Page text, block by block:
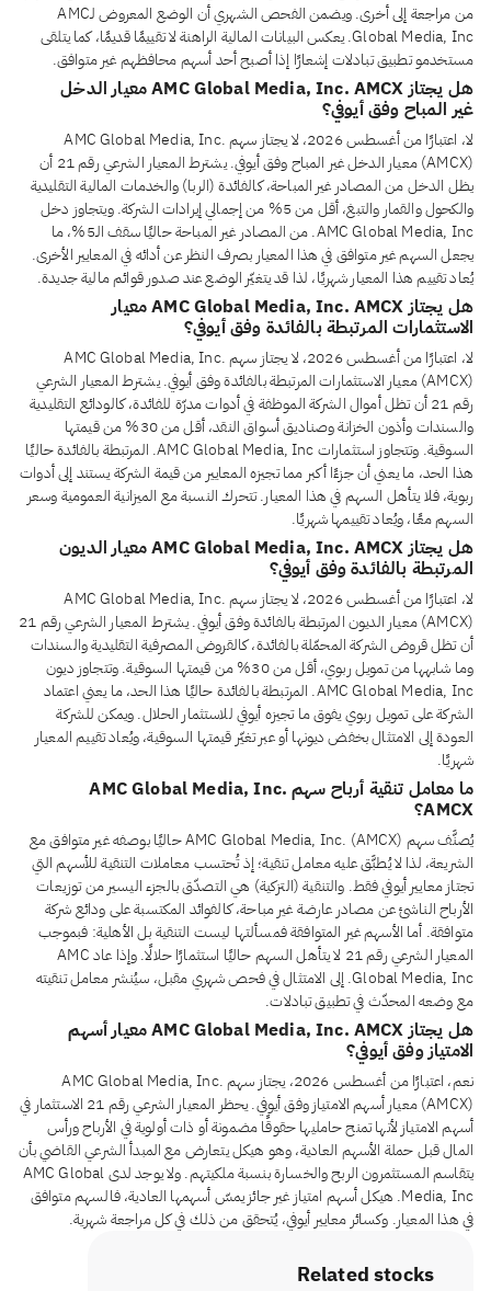
من مراجعة إلى أخرى. ويضمن الفحص الشهري أن الوضع المعروض لـAMC
Global Media, Inc. يعكس البيانات المالية الراهنة لا تقييمًا قديمًا، كما يتلقى
مستخدمو تطبيق تبادلات إشعارًا إذا أصبح أحد أسهم محافظهم غير متوافق.
هل يجتاز AMC Global Media, Inc. AMCX معيار الدخل
غير المباح وفق أيوفي؟
لا، اعتبارًا من أغسطس 2026، لا يجتاز سهم AMC Global Media, Inc.
(AMCX) معيار الدخل غير المباح وفق أيوفي. يشترط المعيار الشرعي رقم 21 أن
يظل الدخل من المصادر غير المباحة، كالفائدة (الربا) والخدمات المالية التقليدية
والكحول والقمار والتبغ، أقل من 5% من إجمالي إيرادات الشركة. ويتجاوز دخل
AMC Global Media, Inc. من المصادر غير المباحة حاليًا سقف الـ5%، ما
يجعل السهم غير متوافق في هذا المعيار بصرف النظر عن أدائه في المعايير الأخرى.
يُعاد تقييم هذا المعيار شهريًا، لذا قد يتغيّر الوضع عند صدور قوائم مالية جديدة.
هل يجتاز AMC Global Media, Inc. AMCX معيار
الاستثمارات المرتبطة بالفائدة وفق أيوفي؟
لا، اعتبارًا من أغسطس 2026، لا يجتاز سهم AMC Global Media, Inc.
(AMCX) معيار الاستثمارات المرتبطة بالفائدة وفق أيوفي. يشترط المعيار الشرعي
رقم 21 أن تظل أموال الشركة الموظفة في أدوات مدرّة للفائدة، كالودائع التقليدية
والسندات وأذون الخزانة وصناديق أسواق النقد، أقل من 30% من قيمتها
السوقية. وتتجاوز استثمارات AMC Global Media, Inc. المرتبطة بالفائدة حاليًا
هذا الحد، ما يعني أن جزءًا أكبر مما تجيزه المعايير من قيمة الشركة يستند إلى أدوات
ربوية، فلا يتأهل السهم في هذا المعيار. تتحرك النسبة مع الميزانية العمومية وسعر
السهم معًا، ويُعاد تقييمها شهريًا.
هل يجتاز AMC Global Media, Inc. AMCX معيار الديون
المرتبطة بالفائدة وفق أيوفي؟
لا، اعتبارًا من أغسطس 2026، لا يجتاز سهم AMC Global Media, Inc.
(AMCX) معيار الديون المرتبطة بالفائدة وفق أيوفي. يشترط المعيار الشرعي رقم 21
أن تظل قروض الشركة المحمّلة بالفائدة، كالقروض المصرفية التقليدية والسندات
وما شابهها من تمويل ربوي، أقل من 30% من قيمتها السوقية. وتتجاوز ديون
AMC Global Media, Inc. المرتبطة بالفائدة حاليًا هذا الحد، ما يعني اعتماد
الشركة على تمويل ربوي يفوق ما تجيزه أيوفي للاستثمار الحلال. ويمكن للشركة
العودة إلى الامتثال بخفض ديونها أو عبر تغيّر قيمتها السوقية، ويُعاد تقييم المعيار
شهريًا.
ما معامل تنقية أرباح سهم AMC Global Media, Inc.
AMCX؟
يُصنَّف سهم AMC Global Media, Inc. (AMCX) حاليًا بوصفه غير متوافق مع
الشريعة، لذا لا يُطبَّق عليه معامل تنقية؛ إذ تُحتسب معاملات التنقية للأسهم التي
تجتاز معايير أيوفي فقط. والتنقية (التزكية) هي التصدّق بالجزء اليسير من توزيعات
الأرباح الناشئ عن مصادر عارضة غير مباحة، كالفوائد المكتسبة على ودائع شركة
متوافقة. أما الأسهم غير المتوافقة فمسألتها ليست التنقية بل الأهلية: فبموجب
المعيار الشرعي رقم 21 لا يتأهل السهم حاليًا استثمارًا حلالًا. وإذا عاد AMC
Global Media, Inc. إلى الامتثال في فحص شهري مقبل، سيُنشر معامل تنقيته
مع وضعه المحدّث في تطبيق تبادلات.
هل يجتاز AMC Global Media, Inc. AMCX معيار أسهم
الامتياز وفق أيوفي؟
نعم، اعتبارًا من أغسطس 2026، يجتاز سهم AMC Global Media, Inc.
(AMCX) معيار أسهم الامتياز وفق أيوفي. يحظر المعيار الشرعي رقم 21 الاستثمار في
أسهم الامتياز لأنها تمنح حامليها حقوقًا مضمونة أو ذات أولوية في الأرباح ورأس
المال قبل حملة الأسهم العادية، وهو هيكل يتعارض مع المبدأ الشرعي القاضي بأن
يتقاسم المستثمرون الربح والخسارة بنسبة ملكيتهم. ولا يوجد لدى AMC Global
Media, Inc. هيكل أسهم امتياز غير جائز يمسّ أسهمها العادية، فالسهم متوافق
في هذا المعيار. وكسائر معايير أيوفي، يُتحقق من ذلك في كل مراجعة شهرية.
Related stocks